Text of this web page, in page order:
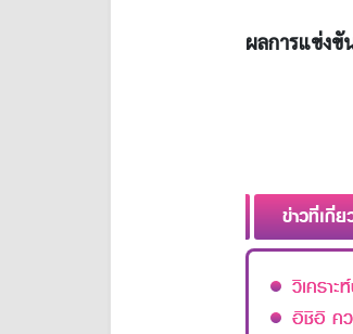
ผลการแข่งขั
ข่าวที่เกี่
วิเครา
อิชิอิ ค